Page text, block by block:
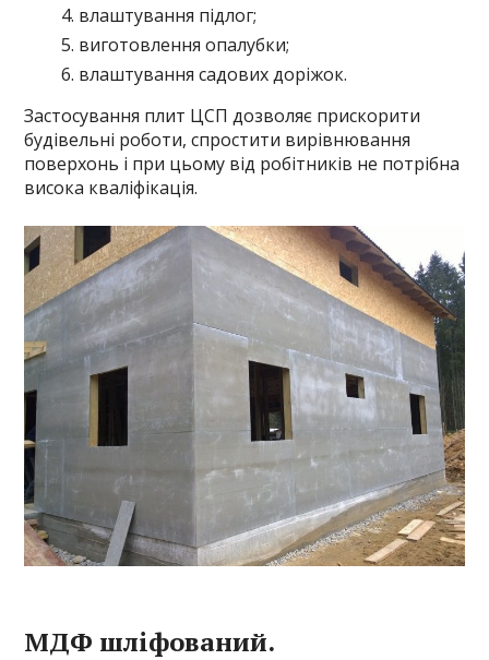
влаштування підлог;
виготовлення опалубки;
влаштування садових доріжок.
Застосування плит ЦСП дозволяє прискорити
будівельні роботи, спростити вирівнювання
поверхонь і при цьому від робітників не потрібна
висока кваліфікація.
МДФ шліфований.